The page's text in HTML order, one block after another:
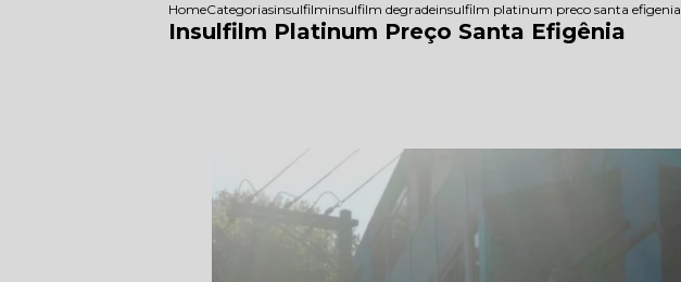
HomeCategoriasinsulfilminsulfilm degradeinsulfilm platinum preco santa efigenia
Insulfilm Platinum Preço Santa Efigênia